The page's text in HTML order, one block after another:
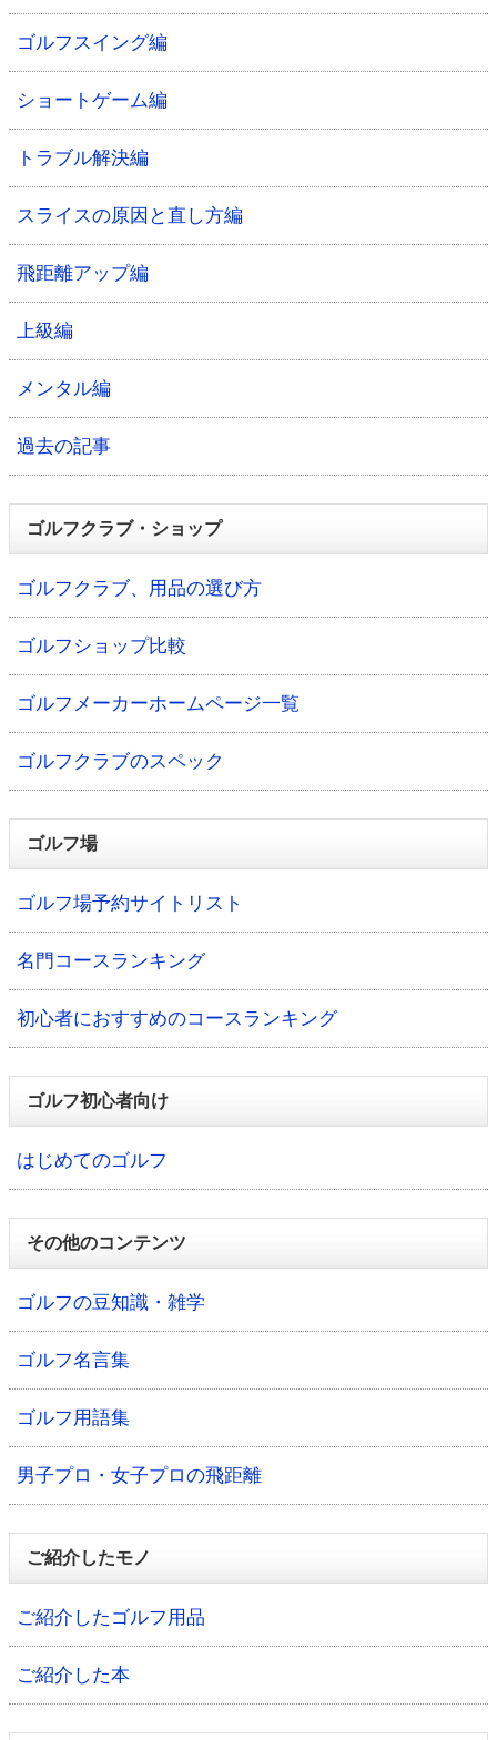
ゴルフスイング編
ショートゲーム編
トラブル解決編
スライスの原因と直し方編
飛距離アップ編
上級編
メンタル編
過去の記事
ゴルフクラブ・ショップ
ゴルフクラブ、用品の選び方
ゴルフショップ比較
ゴルフメーカーホームページ一覧
ゴルフクラブのスペック
ゴルフ場
ゴルフ場予約サイトリスト
名門コースランキング
初心者におすすめのコースランキング
ゴルフ初心者向け
はじめてのゴルフ
その他のコンテンツ
ゴルフの豆知識・雑学
ゴルフ名言集
ゴルフ用語集
男子プロ・女子プロの飛距離
ご紹介したモノ
ご紹介したゴルフ用品
ご紹介した本